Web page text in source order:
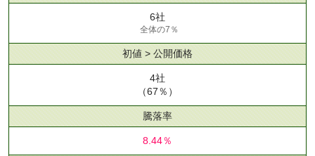
6社
全体の7％
初値 > 公開価格
4社
（67％）
騰落率
8.44％